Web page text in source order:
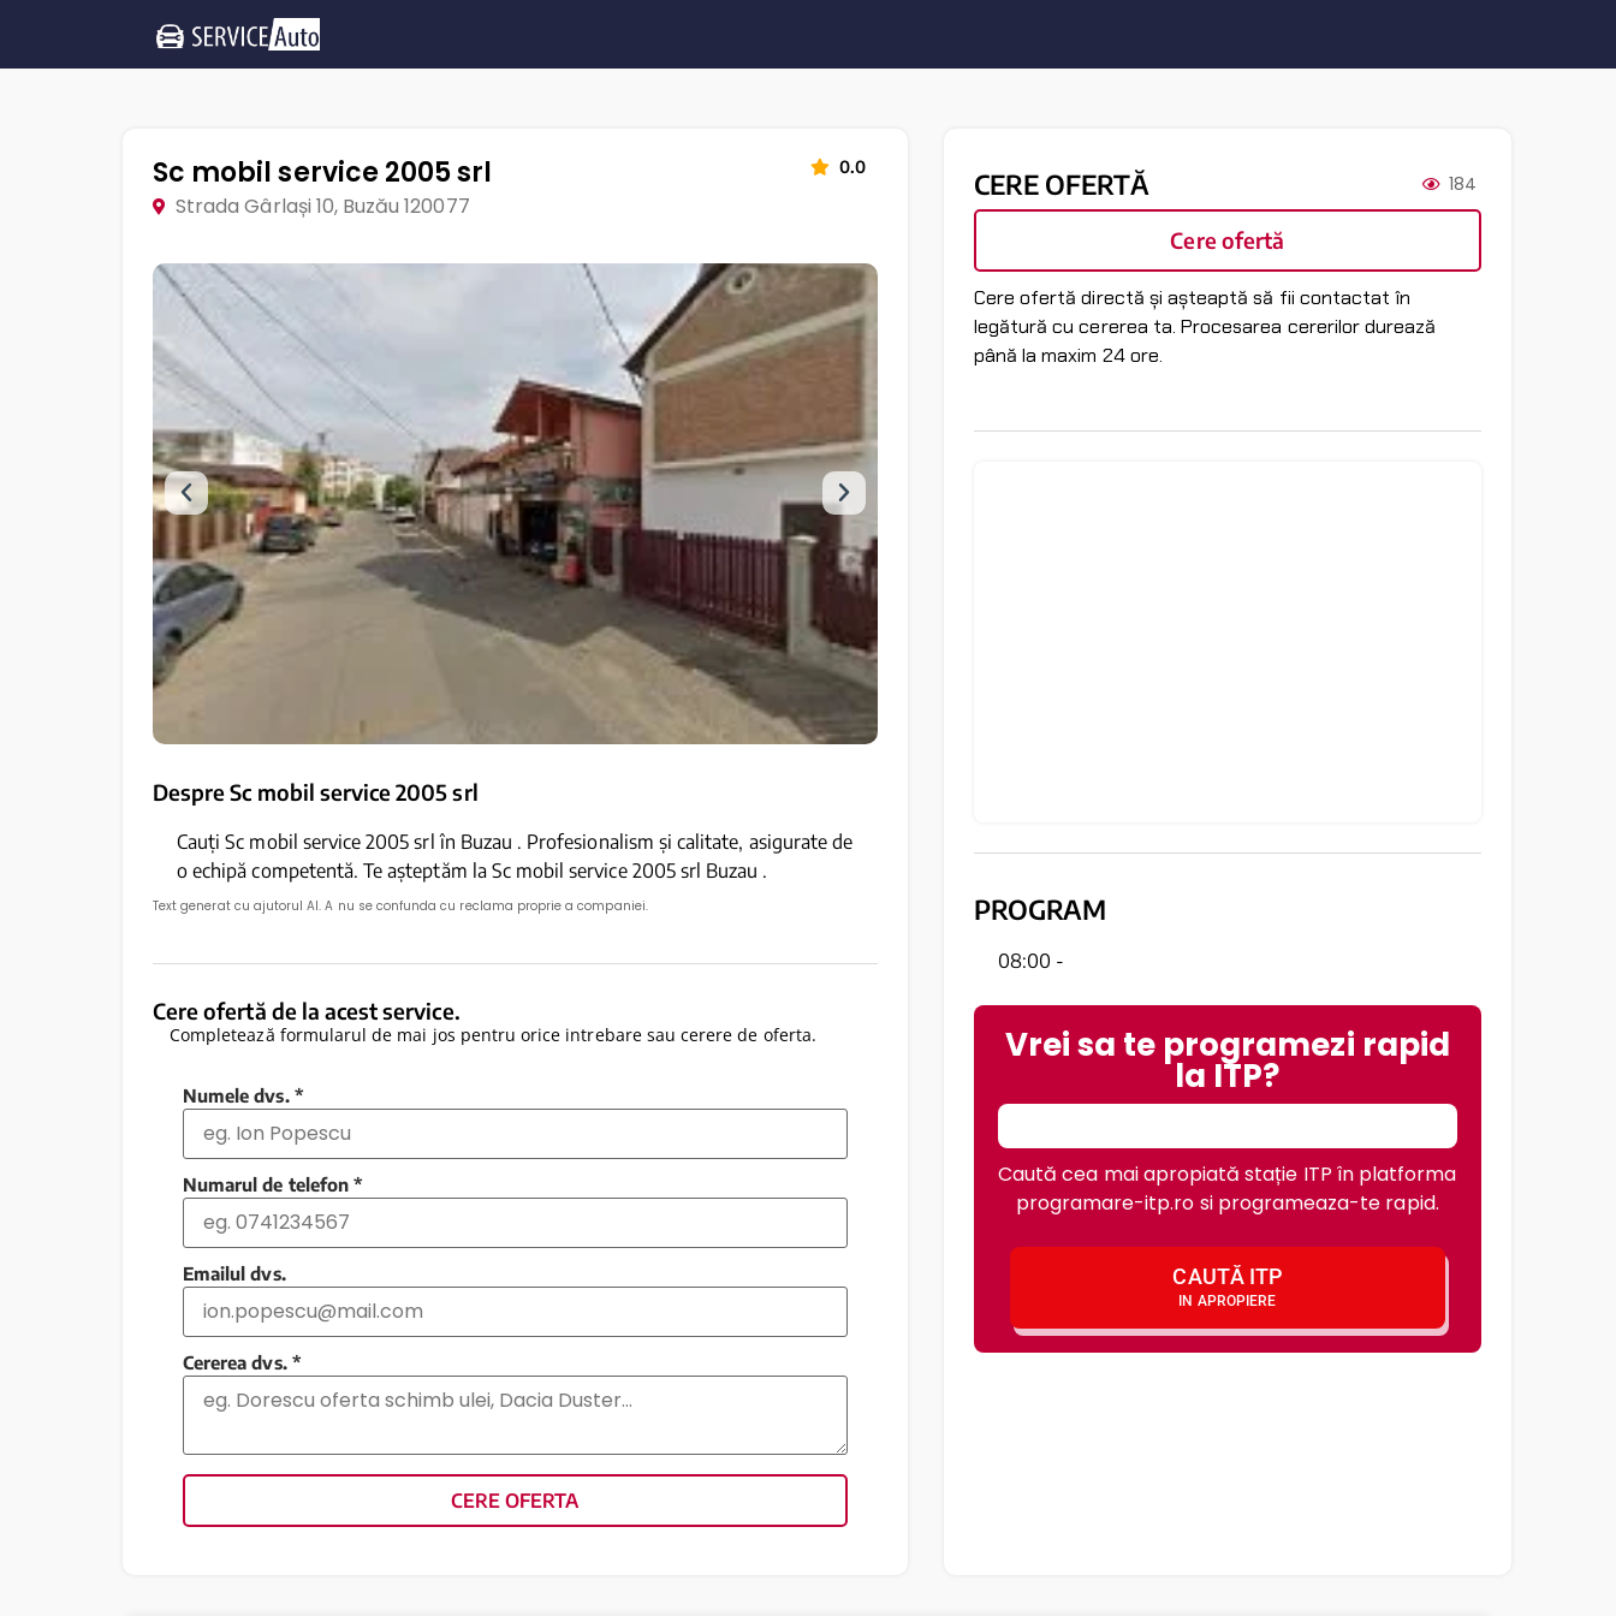
Sc mobil service 2005 srl 0.0
Strada Gârlași 10, Buzău 120077
Despre Sc mobil service 2005 srl
Cauți Sc mobil service 2005 srl în Buzau . Profesionalism și calitate, asigurate de
o echipă competentă. Te așteptăm la Sc mobil service 2005 srl Buzau .
Text generat cu ajutorul AI. A nu se confunda cu reclama proprie a companiei.
Cere ofertă de la acest service.
Completează formularul de mai jos pentru orice intrebare sau cerere de oferta.
Numele dvs. *
Numarul de telefon *
Emailul dvs.
Cererea dvs. *
CERE OFERTA
CERE OFERTĂ 184
Cere ofertă
Cere ofertă directă și așteaptă să fii contactat în
legătură cu cererea ta. Procesarea cererilor durează
până la maxim 24 ore.
PROGRAM
08:00 -
Vrei sa te programezi rapid
la ITP?
Caută cea mai apropiată stație ITP în platforma
programare-itp.ro si programeaza-te rapid.
CAUTĂ ITP
IN APROPIERE